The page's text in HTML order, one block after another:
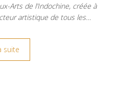
Arts de l’Indochine, créée à
artistique de tous les…
suite